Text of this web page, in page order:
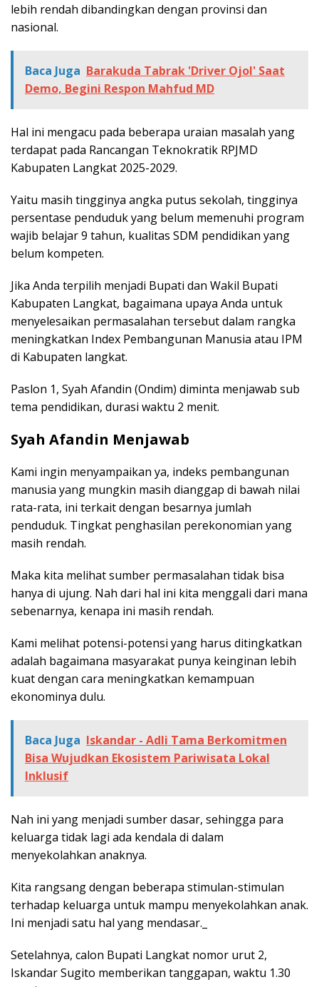
lebih rendah dibandingkan dengan provinsi dan
nasional.
Baca Juga Barakuda Tabrak 'Driver Ojol' Saat
Demo, Begini Respon Mahfud MD
Hal ini mengacu pada beberapa uraian masalah yang
terdapat pada Rancangan Teknokratik RPJMD
Kabupaten Langkat 2025-2029.
Yaitu masih tingginya angka putus sekolah, tingginya
persentase penduduk yang belum memenuhi program
wajib belajar 9 tahun, kualitas SDM pendidikan yang
belum kompeten.
Jika Anda terpilih menjadi Bupati dan Wakil Bupati
Kabupaten Langkat, bagaimana upaya Anda untuk
menyelesaikan permasalahan tersebut dalam rangka
meningkatkan Index Pembangunan Manusia atau IPM
di Kabupaten langkat.
Paslon 1, Syah Afandin (Ondim) diminta menjawab sub
tema pendidikan, durasi waktu 2 menit.
Syah Afandin Menjawab
Kami ingin menyampaikan ya, indeks pembangunan
manusia yang mungkin masih dianggap di bawah nilai
rata-rata, ini terkait dengan besarnya jumlah
penduduk. Tingkat penghasilan perekonomian yang
masih rendah.
Maka kita melihat sumber permasalahan tidak bisa
hanya di ujung. Nah dari hal ini kita menggali dari mana
sebenarnya, kenapa ini masih rendah.
Kami melihat potensi-potensi yang harus ditingkatkan
adalah bagaimana masyarakat punya keinginan lebih
kuat dengan cara meningkatkan kemampuan
ekonominya dulu.
Baca Juga Iskandar - Adli Tama Berkomitmen
Bisa Wujudkan Ekosistem Pariwisata Lokal
Inklusif
Nah ini yang menjadi sumber dasar, sehingga para
keluarga tidak lagi ada kendala di dalam
menyekolahkan anaknya.
Kita rangsang dengan beberapa stimulan-stimulan
terhadap keluarga untuk mampu menyekolahkan anak.
Ini menjadi satu hal yang mendasar._
Setelahnya, calon Bupati Langkat nomor urut 2,
Iskandar Sugito memberikan tanggapan, waktu 1.30